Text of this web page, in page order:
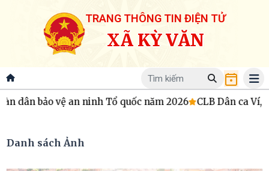
TRANG THÔNG TIN ĐIỆN TỬ
XÃ KỲ VĂN
vệ an ninh Tổ quốc năm 2026 CLB Dân ca Ví, Giặm xã
Danh sách Ảnh